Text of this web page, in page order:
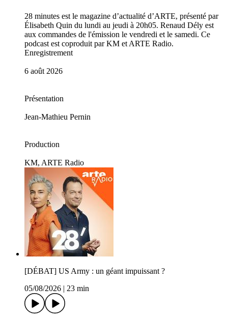
28 minutes est le magazine d’actualité d’ARTE, présenté par
Élisabeth Quin du lundi au jeudi à 20h05. Renaud Dély est
aux commandes de l'émission le vendredi et le samedi. Ce
podcast est coproduit par KM et ARTE Radio.
Enregistrement
6 août 2026
Présentation
Jean-Mathieu Pernin
Production
KM, ARTE Radio
[DÉBAT] US Army : un géant impuissant ?
05/08/2026
23 min